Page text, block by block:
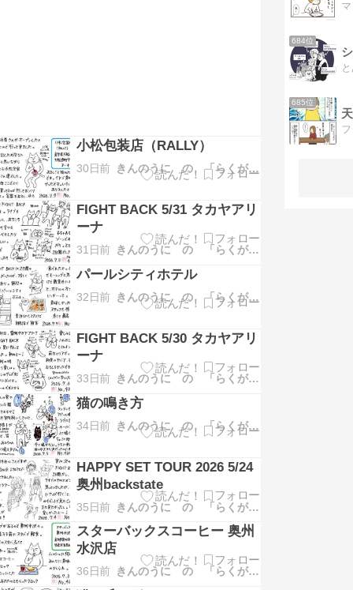
小松包装店（RALLY）
30日前 きんのうに の 「らくがき日記」
FIGHT BACK 5/31 タカヤアリ
ーナ
31日前 きんのうに の 「らくがき日記」
パールシティホテル
32日前 きんのうに の 「らくがき日記」
FIGHT BACK 5/30 タカヤアリ
ーナ
33日前 きんのうに の 「らくがき日記」
猫の鳴き方
34日前 きんのうに の 「らくがき日記」
HAPPY SET TOUR 2026 5/24
奥州backstate
35日前 きんのうに の 「らくがき日記」
スターバックスコーヒー 奥州
水沢店
36日前 きんのうに の 「らくがき日記」
684位
685位